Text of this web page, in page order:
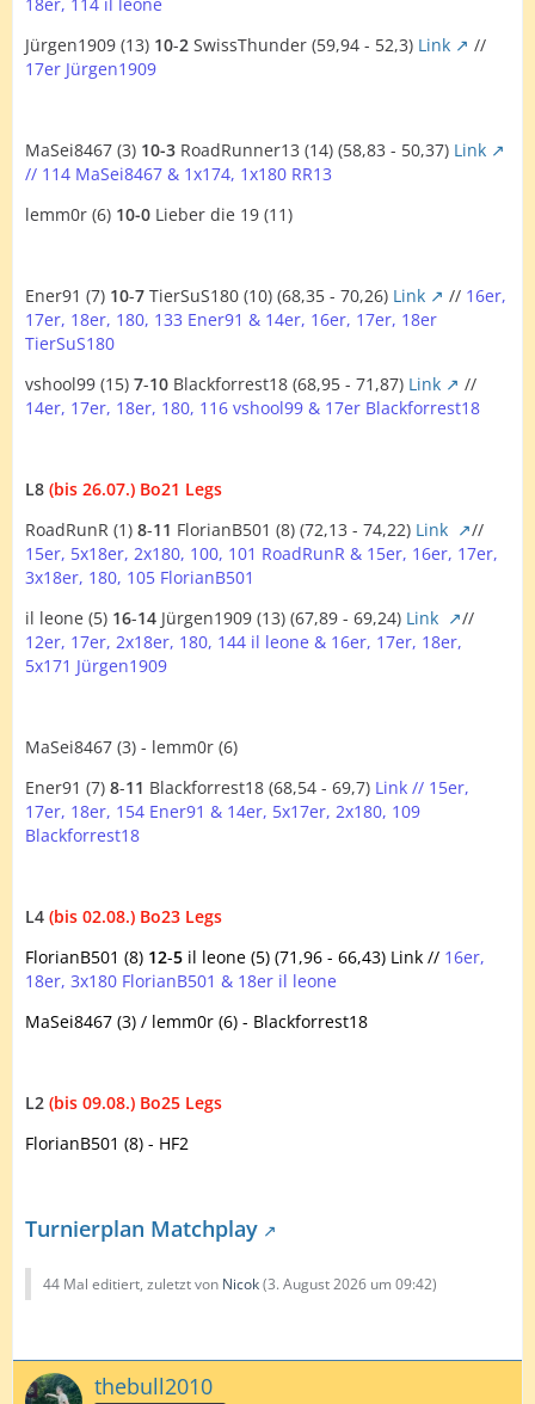
Jürgen1909 (13) 10-2 SwissThunder (59,94 - 52,3) Link
//
17er Jürgen1909
MaSei8467 (3) 10-3 RoadRunner13 (14) (58,83 - 50,37) Link
// 114 MaSei8467 & 1x174, 1x180 RR13
lemm0r (6) 10-0 Lieber die 19 (11)
Ener91 (7) 10-7 TierSuS180 (10) (68,35 - 70,26) Link // 16er,
17er, 18er, 180, 133 Ener91 & 14er, 16er, 17er, 18er
TierSuS180
vshool99 (15) 7-10 Blackforrest18 (68,95 - 71,87) Link
//
14er, 17er, 18er, 180, 116 vshool99 & 17er Blackforrest18
L8 (bis 26.07.) Bo21 Legs
RoadRunR (1) 8-11 FlorianB501 (8) (72,13 - 74,22) Link
//
15er, 5x18er, 2x180, 100, 101 RoadRunR & 15er, 16er, 17er,
3x18er, 180, 105 FlorianB501
il leone (5) 16-14 Jürgen1909 (13) (67,89 - 69,24) Link
//
12er, 17er, 2x18er, 180, 144 il leone & 16er, 17er, 18er,
5x171 Jürgen1909
MaSei8467 (3) - lemm0r (6)
Ener91 (7) 8-11 Blackforrest18 (68,54 - 69,7) Link // 15er,
17er, 18er, 154 Ener91 & 14er, 5x17er, 2x180, 109
Blackforrest18
L4 (bis 02.08.) Bo23 Legs
FlorianB501 (8) 12-5 il leone (5) (71,96 - 66,43) Link // 16er,
18er, 3x180 FlorianB501 & 18er il leone
MaSei8467 (3) / lemm0r (6) - Blackforrest18
L2 (bis 09.08.) Bo25 Legs
FlorianB501 (8) - HF2
Turnierplan Matchplay
44 Mal editiert, zuletzt von Nicok(3. August 2026 um 09:42)
thebull2010